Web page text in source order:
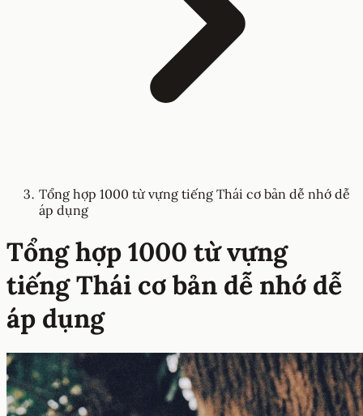
Tổng hợp 1000 từ vựng tiếng Thái cơ bản dễ nhớ dễ
áp dụng
Tổng hợp 1000 từ vựng
tiếng Thái cơ bản dễ nhớ dễ
áp dụng